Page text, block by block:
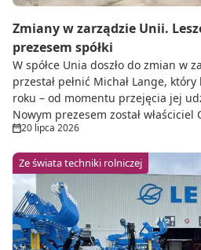
Zmiany w zarządzie Unii.
prezesem spółki
W spółce Unia doszło do zmian w
przestał pełnić Michał Lange,
roku – od momentu przejęcia jej
Nowym prezesem został
20 lipca 2026
Ze świata techniki rolniczej